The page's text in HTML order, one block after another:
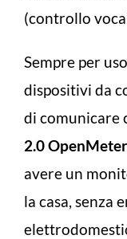
(controllo
Sempre per
dispositivi da
di comunicare
2.0 OpenMeter
avere un
la casa, senza